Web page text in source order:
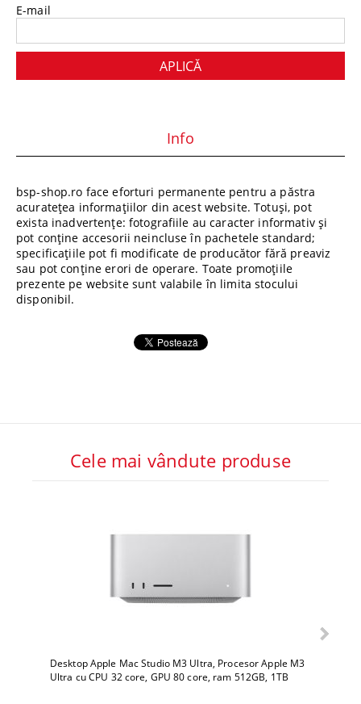
E-mail
Info
bsp-shop.ro face eforturi permanente pentru a păstra
acuratețea informațiilor din acest website. Totuși, pot
exista inadvertențe: fotografiile au caracter informativ și
pot conține accesorii neincluse în pachetele standard;
specificațiile pot fi modificate de producător fără preaviz
sau pot conține erori de operare. Toate promoțiile
prezente pe website sunt valabile în limita stocului
disponibil.
Cele mai vândute produse
Desktop Apple Mac Studio M3 Ultra, Procesor Apple M3
Ultra cu CPU 32 core, GPU 80 core, ram 512GB, 1TB